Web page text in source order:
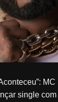
single